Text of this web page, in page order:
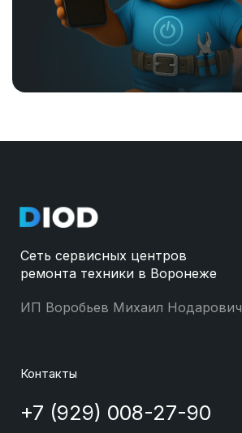
Сеть сервисных центров
ремонта техники в Воронеже
ИП Воробьев Михаил Нодарович
Контакты
+7 (929) 008-27-90